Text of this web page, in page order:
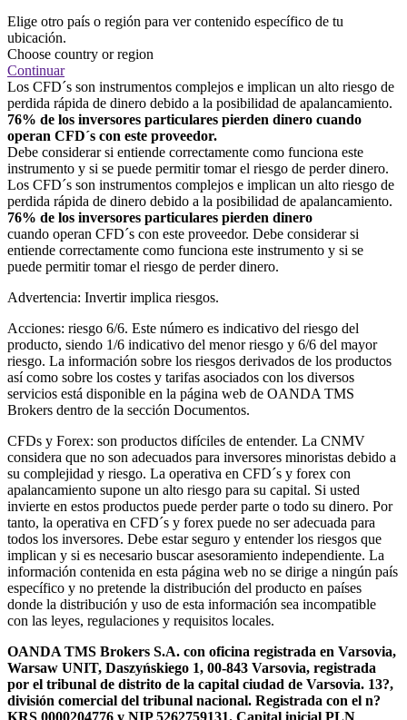
Elige otro país o región para ver contenido específico de tu
ubicación.
Choose country or region
Continuar
Los CFD´s son instrumentos complejos e implican un alto riesgo de
perdida rápida de dinero debido a la posibilidad de apalancamiento.
76% de los inversores particulares pierden dinero cuando
operan CFD´s con este proveedor.
Debe considerar si entiende correctamente como funciona este
instrumento y si se puede permitir tomar el riesgo de perder dinero.
Los CFD´s son instrumentos complejos e implican un alto riesgo de
perdida rápida de dinero debido a la posibilidad de apalancamiento.
76% de los inversores particulares pierden dinero
cuando operan CFD´s con este proveedor. Debe considerar si
entiende correctamente como funciona este instrumento y si se
puede permitir tomar el riesgo de perder dinero.
Advertencia: Invertir implica riesgos.
Acciones: riesgo 6/6. Este número es indicativo del riesgo del
producto, siendo 1/6 indicativo del menor riesgo y 6/6 del mayor
riesgo. La información sobre los riesgos derivados de los productos
así como sobre los costes y tarifas asociados con los diversos
servicios está disponible en la página web de OANDA TMS
Brokers dentro de la sección Documentos.
CFDs y Forex: son productos difíciles de entender. La CNMV
considera que no son adecuados para inversores minoristas debido a
su complejidad y riesgo. La operativa en CFD´s y forex con
apalancamiento supone un alto riesgo para su capital. Si usted
invierte en estos productos puede perder parte o todo su dinero. Por
tanto, la operativa en CFD´s y forex puede no ser adecuada para
todos los inversores. Debe estar seguro y entender los riesgos que
implican y si es necesario buscar asesoramiento independiente. La
información contenida en esta página web no se dirige a ningún país
específico y no pretende la distribución del producto en países
donde la distribución y uso de esta información sea incompatible
con las leyes, regulaciones y requisitos locales.
OANDA TMS Brokers S.A. con oficina registrada en Varsovia,
Warsaw UNIT, Daszyńskiego 1, 00-843 Varsovia, registrada
por el tribunal de distrito de la capital ciudad de Varsovia. 13?,
división comercial del tribunal nacional. Registrada con el n?